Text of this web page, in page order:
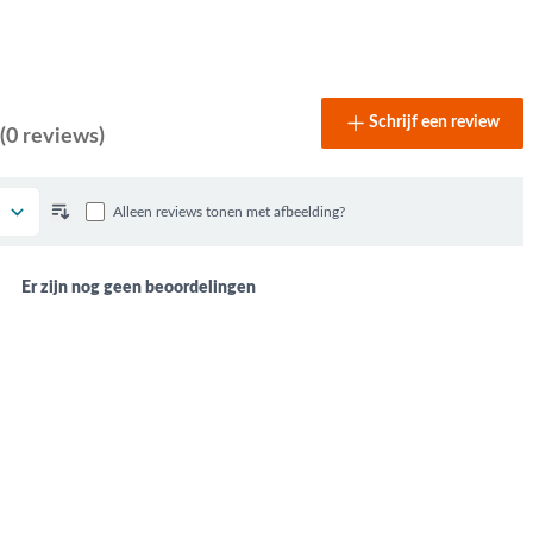
(0 reviews)
Schrijf een review
Alleen reviews tonen met afbeelding?
Er zijn nog geen beoordelingen